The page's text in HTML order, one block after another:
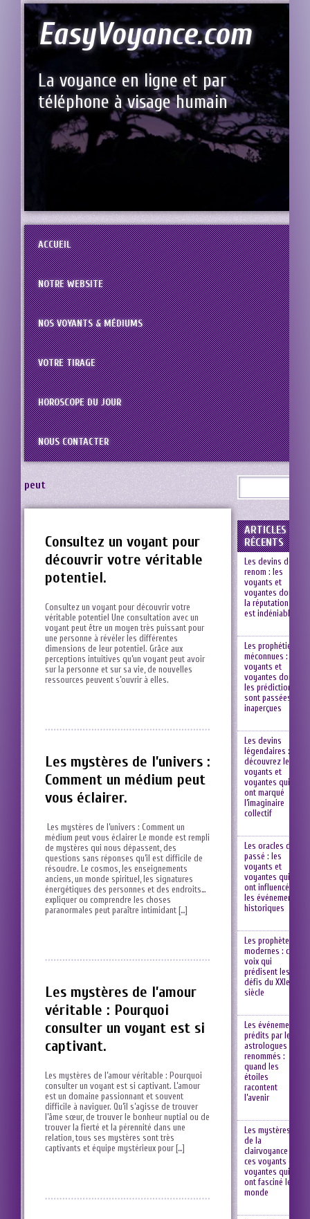
EasyVoyance.com
La voyance en ligne et par
téléphone à visage humain
ACCUEIL
NOTRE WEBSITE
NOS VOYANTS & MÉDIUMS
VOTRE TIRAGE
HOROSCOPE DU JOUR
NOUS CONTACTER
peut
Consultez un voyant pour
découvrir votre véritable
potentiel.
Consultez un voyant ⁣pour ⁣découvrir‍ votre
véritable potentiel Une consultation avec un
voyant peut⁢ être un ​moyen très puissant pour⁤
une‍ personne à révéler les différentes
⁢dimensions de leur potentiel. Grâce aux
perceptions intuitives qu’un voyant peut avoir
sur la personne et sur sa vie, de nouvelles
ressources⁣ peuvent⁢ s’ouvrir à elles.
Les mystères de l’univers :
Comment un médium peut
vous éclairer.
⁤ Les mystères de l’univers⁤ : Comment un
médium peut vous éclairer Le monde est rempli
de mystères qui nous⁤ dépassent, des
questions sans réponses qu’il est difficile ‍de⁢
résoudre. Le cosmos, les ⁤enseignements
anciens, un monde spirituel, les signatures
énergétiques⁢ des personnes et des endroits…
expliquer ou comprendre les choses
paranormales peut paraître intimidant⁢ […]
Les mystères de l’amour
véritable : Pourquoi
consulter un voyant est si
captivant.
Les mystères ⁢de l’amour véritable ⁣: Pourquoi
consulter un voyant est si captivant. L’amour
est un‍ domaine ‍passionnant et souvent
difficile ⁢à naviguer. ⁢Qu’il s’agisse de trouver
l’âme sœur, ⁢de⁢ trouver ​le bonheur nuptial ou de
trouver la fierté et‍ la pérennité dans une
relation, ⁢tous ses mystères sont très
captivants et équipe‍ mystérieux pour […]
ARTICLES
RÉCENTS
Les devins de
renom : les
voyants et
voyantes dont
la réputation
est indéniable
Les prophéties
méconnues : les
voyants et
voyantes dont
les prédictions
sont passées
inaperçues
Les devins
légendaires :
découvrez les
voyants et
voyantes qui
ont marqué
l’imaginaire
collectif
Les oracles du
passé : les
voyants et
voyantes qui
ont influencé
les événements
historiques
Les prophètes
modernes : ces
voix qui
prédisent les
défis du XXIe
siècle
Les événements
prédits par les
astrologues
renommés :
quand les
étoiles
racontent
l’avenir
Les mystères
de la
clairvoyance :
ces voyants et
voyantes qui
ont fasciné le
monde